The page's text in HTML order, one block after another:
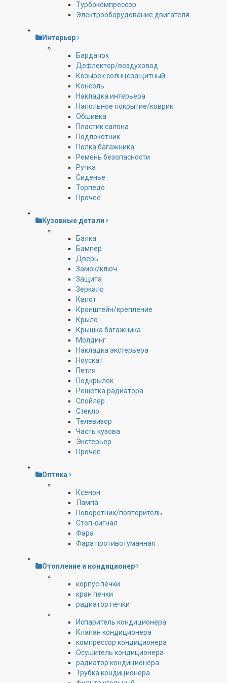
Турбокомпрессор
Электрооборудование двигателя
Интерьер
Бардачок
Дефлектор/воздуховод
Козырек солнцезащитный
Консоль
Накладка интерьера
Напольное покрытие/коврик
Обшивка
Пластик салона
Подлокотник
Полка багажника
Ремень безопасности
Ручка
Сиденье
Торпедо
Прочее
Кузовные детали
Балка
Бампер
Дверь
Замок/ключ
Защита
Зеркало
Капот
Кронштейн/крепление
Крыло
Крышка багажника
Молдинг
Накладка экстерьера
Ноускат
Петля
Подкрылок
Решетка радиатора
Спойлер
Стекло
Телевизор
Часть кузова
Экстерьер
Прочее
Оптика
Ксенон
Лампа
Поворотник/повторитель
Стоп-сигнал
Фара
Фара противотуманная
Отопление и кондиционер
корпус печки
кран печки
радиатор печки
Испаритель кондиционера
Клапан кондиционера
компрессор кондиционера
Осушитель кондиционера
радиатор кондиционера
Трубка кондиционера